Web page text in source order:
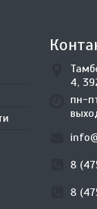
4,
пн-
8
8